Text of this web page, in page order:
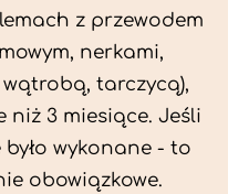
z przewodem
nerkami,
tarczycą),
niż 3 miesiące. Jeśli
wykonane - to
obowiązkowe.